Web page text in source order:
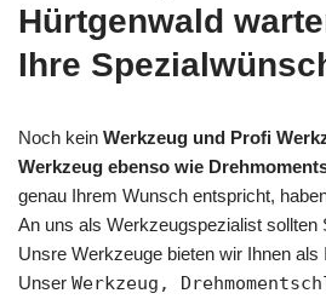
Hürtgenwald
Ihre
Noch kein Werkzeug und Profi
Werkzeug ebenso wie
genau Ihrem Wunsch entspricht,
An uns als Werkzeugspezialist sollten
Unsre Werkzeuge bieten wir Ihnen als
Unser Werkzeug,